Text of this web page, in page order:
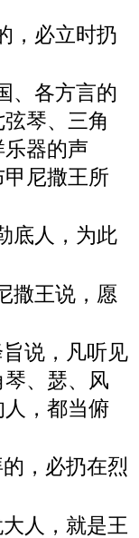
，必立时扔
、各方言的
琴、三角
器的声
尼撒王所
底人，为此
撒王说，愿
说，凡听见
、瑟、风
，都当俯
，必扔在烈
人，就是王